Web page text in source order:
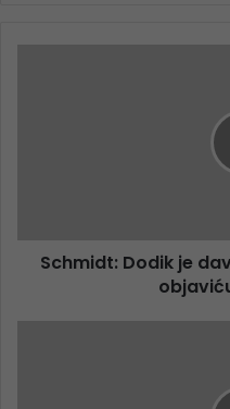
Schmidt: Dodik je